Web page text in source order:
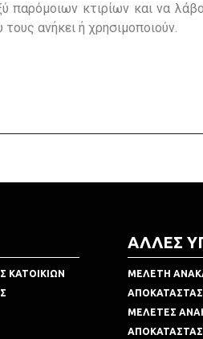
παρόμοιων κτιρίων και να
ανήκει ή χρησιμοποιούν.
ΚΑΤΟΙΚΙΩΝ
ΑΛΛΕΣ
ΜΕΛΕΤΗ
ΜΕΛΕΤΕΣ